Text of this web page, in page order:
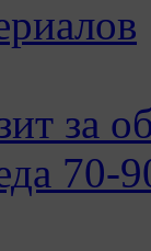
за
70-